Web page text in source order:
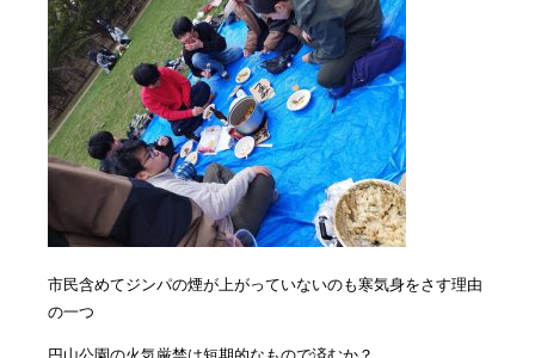
市民含めてジンパの煙が上がっていないのも寒気身をさす理由
の一つ